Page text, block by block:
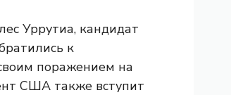
Уррутиа, кандидат
к
поражением на
США также вступит